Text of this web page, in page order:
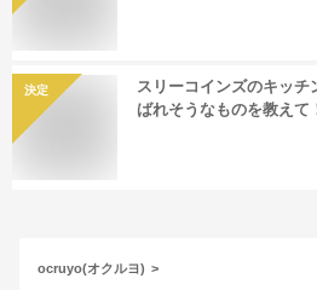
決定
スリーコインズのキッ
ばれそうなものを教えて
ocruyo(オクルヨ)